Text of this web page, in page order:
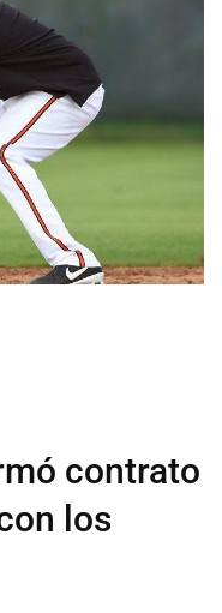
contrato
los